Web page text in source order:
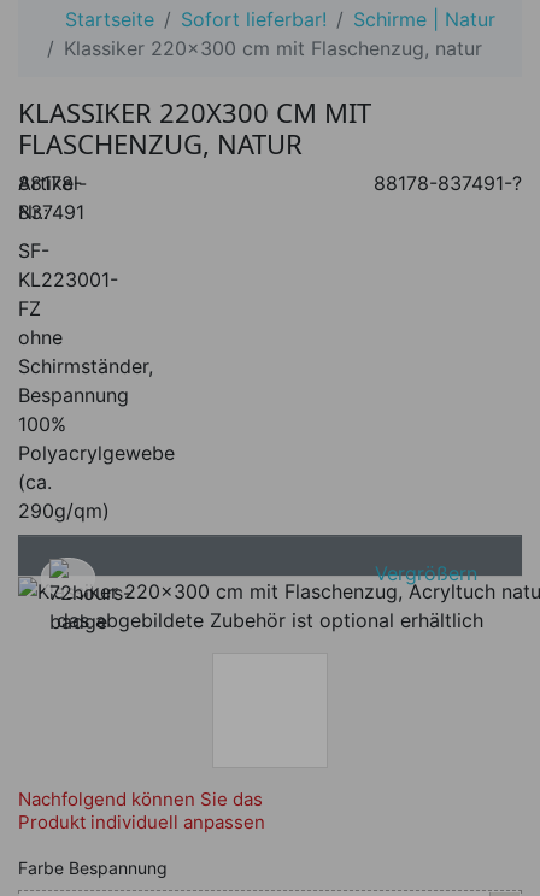
Startseite Sofort lieferbar!
Schirme | Natur
Klassiker 220x300 cm mit Flaschenzug, natur
KLASSIKER 220X300 CM MIT
FLASCHENZUG, NATUR
Artikel-
Nr.:
SF-
KL223001-
FZ
ohne
Schirmständer,
Bespannung
100%
Polyacrylgewebe
(ca.
290g/qm)
88178-
837491
88178-837491-?
Vergrößern
das abgebildete Zubehör ist optional erhältlich
Nachfolgend können Sie das
Produkt individuell anpassen
Nachfolgend können Sie das
Farbe Bespannung